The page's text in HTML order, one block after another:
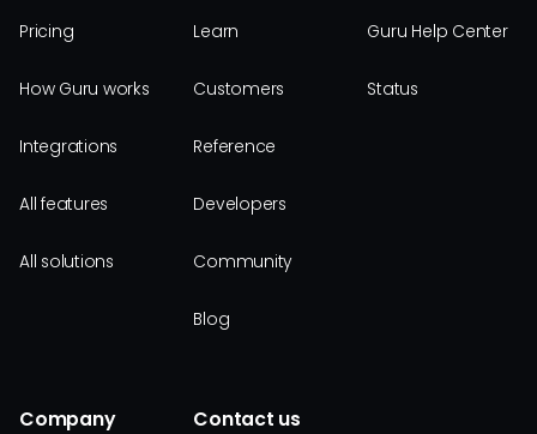
Pricing
How Guru works
Integrations
All features
All solutions
Learn
Customers
Reference
Developers
Community
Blog
Guru Help Center
Status
Company Contact us